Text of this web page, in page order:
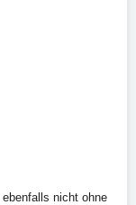
ebenfalls nicht ohne